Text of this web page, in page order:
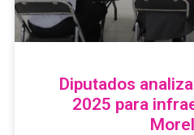
Diputados
2025 para